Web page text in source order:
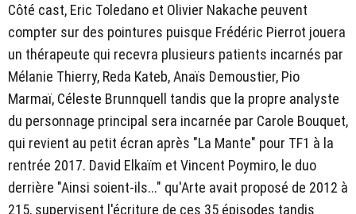
Côté cast, Eric Toledano et Olivier Nakache peuvent
compter sur des pointures puisque Frédéric Pierrot jouera
un thérapeute qui recevra plusieurs patients incarnés par
Mélanie Thierry, Reda Kateb, Anaïs Demoustier, Pio
Marmaï, Céleste Brunnquell tandis que la propre analyste
du personnage principal sera incarnée par Carole Bouquet,
qui revient au petit écran après "La Mante" pour TF1 à la
rentrée 2017. David Elkaïm et Vincent Poymiro, le duo
derrière "Ainsi soient-ils..." qu'Arte avait proposé de 2012 à
215, supervisent l'écriture de ces 35 épisodes tandis